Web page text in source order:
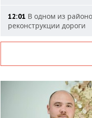
12:01 В одном из
реконструкции дороги